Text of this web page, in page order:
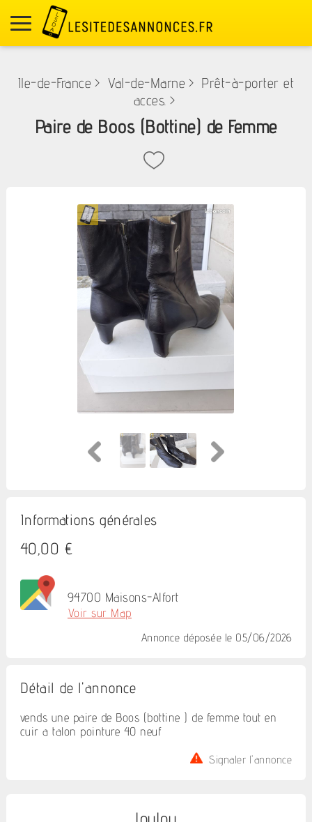
Ile-de-France > Val-de-Marne > Prêt-à-porter et
acces. >
Paire de Boos (Bottine) de Femme
Informations générales
40,00 €
94700 Maisons-Alfort
Voir sur Map
Annonce déposée le 05/06/2026
Détail de l'annonce
vends une paire de Boos (bottine ) de femme tout en
cuir a talon pointure 40 neuf
Signaler l'annonce